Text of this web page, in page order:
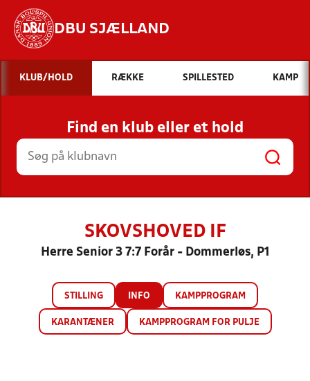
DBU SJÆLLAND
Hvad vil du søge efter?
INDHOLD OG NYHEDER
STILLINGER, RESULTATER, KLUBBER OG
HOLD
KLUB/HOLD RÆKKE SPILLESTED KAMP
Find en klub eller et hold
SKOVSHOVED IF
Herre Senior 3 7:7 Forår - Dommerløs, P1
STILLING INFO KAMPPROGRAM
KARANTÆNER KAMPPROGRAM FOR PULJE